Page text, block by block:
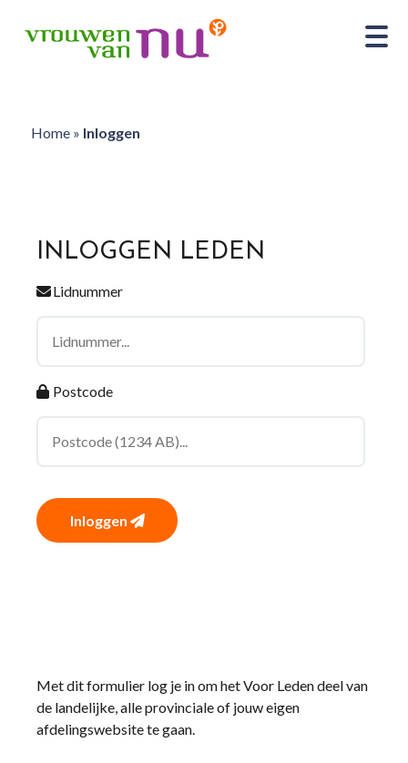
Home» Inloggen
INLOGGEN LEDEN
Lidnummer
Postcode
Inloggen
Met dit formulier log je in om het Voor Leden deel van
de landelijke, alle provinciale of jouw eigen
afdelingswebsite te gaan.